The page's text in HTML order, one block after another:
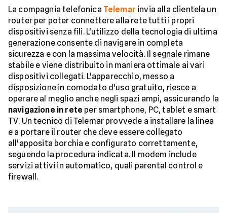
La compagnia telefonica Telemar invia alla clientela un
router per poter connettere alla rete tutti i propri
dispositivi senza fili. L'utilizzo della tecnologia di ultima
generazione consente di navigare in completa
sicurezza e con la massima velocità. Il segnale rimane
stabile e viene distribuito in maniera ottimale ai vari
dispositivi collegati. L'apparecchio, messo a
disposizione in comodato d'uso gratuito, riesce a
operare al meglio anche negli spazi ampi, assicurando la
navigazione in rete per smartphone, PC, tablet e smart
TV. Un tecnico di Telemar provvede a installare la linea
e a portare il router che deve essere collegato
all'apposita borchia e configurato correttamente,
seguendo la procedura indicata. Il modem include
servizi attivi in automatico, quali parental control e
firewall.